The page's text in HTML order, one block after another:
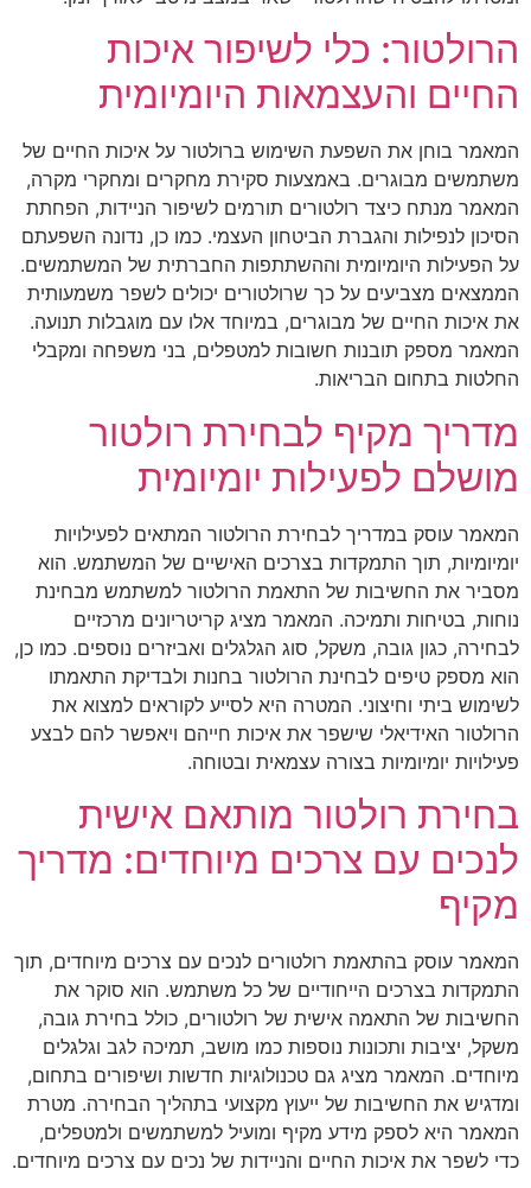
הרולטור: כלי לשיפור איכות
החיים והעצמאות היומיומית
המאמר בוחן את השפעת השימוש ברולטור על איכות החיים של
משתמשים מבוגרים. באמצעות סקירת מחקרים ומחקרי מקרה,
המאמר מנתח כיצד רולטורים תורמים לשיפור הניידות, הפחתת
הסיכון לנפילות והגברת הביטחון העצמי. כמו כן, נדונה השפעתם
על הפעילות היומיומית וההשתתפות החברתית של המשתמשים.
הממצאים מצביעים על כך שרולטורים יכולים לשפר משמעותית
את איכות החיים של מבוגרים, במיוחד אלו עם מוגבלות תנועה.
המאמר מספק תובנות חשובות למטפלים, בני משפחה ומקבלי
החלטות בתחום הבריאות.
מדריך מקיף לבחירת רולטור
מושלם לפעילות יומיומית
המאמר עוסק במדריך לבחירת הרולטור המתאים לפעילויות
יומיומיות, תוך התמקדות בצרכים האישיים של המשתמש. הוא
מסביר את החשיבות של התאמת הרולטור למשתמש מבחינת
נוחות, בטיחות ותמיכה. המאמר מציג קריטריונים מרכזיים
לבחירה, כגון גובה, משקל, סוג הגלגלים ואביזרים נוספים. כמו כן,
הוא מספק טיפים לבחינת הרולטור בחנות ולבדיקת התאמתו
לשימוש ביתי וחיצוני. המטרה היא לסייע לקוראים למצוא את
הרולטור האידיאלי שישפר את איכות חייהם ויאפשר להם לבצע
פעילויות יומיומיות בצורה עצמאית ובטוחה.
בחירת רולטור מותאם אישית
לנכים עם צרכים מיוחדים: מדריך
מקיף
המאמר עוסק בהתאמת רולטורים לנכים עם צרכים מיוחדים, תוך
התמקדות בצרכים הייחודיים של כל משתמש. הוא סוקר את
החשיבות של התאמה אישית של רולטורים, כולל בחירת גובה,
משקל, יציבות ותכונות נוספות כמו מושב, תמיכה לגב וגלגלים
מיוחדים. המאמר מציג גם טכנולוגיות חדשות ושיפורים בתחום,
ומדגיש את החשיבות של ייעוץ מקצועי בתהליך הבחירה. מטרת
המאמר היא לספק מידע מקיף ומועיל למשתמשים ולמטפלים,
כדי לשפר את איכות החיים והניידות של נכים עם צרכים מיוחדים.